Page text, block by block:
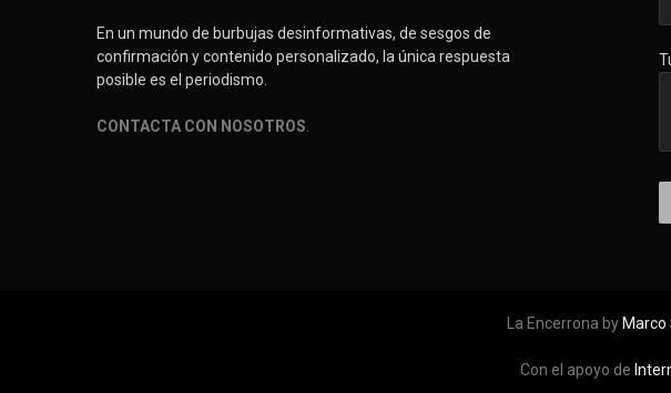
En un mundo de burbujas desinformativas, de sesgos de
confirmación y contenido personalizado, la única respuesta
posible es el periodismo.
CONTACTA CON NOSOTROS
La Encerrona by
Con el apoyo de